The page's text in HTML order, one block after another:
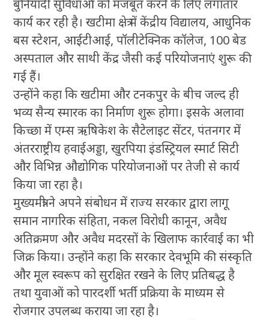
बुनियादी सुविधाओं को मजबूत करने के लिए लगातार
कार्य कर रही है। खटीमा क्षेत्र में केंद्रीय विद्यालय, आधुनिक
बस स्टेशन, आईटीआई, पॉलीटेक्निक कॉलेज, 100 बेड
अस्पताल और साथी केंद्र जैसी कई परियोजनाएं शुरू की
गई हैं।
उन्होंने कहा कि खटीमा और टनकपुर के बीच जल्द ही
भव्य सैन्य स्मारक का निर्माण शुरू होगा। इसके अलावा
किच्छा में एम्स ऋषिकेश के सैटेलाइट सेंटर, पंतनगर में
अंतरराष्ट्रीय हवाईअड्डा, खुरपिया इंडस्ट्रियल स्मार्ट सिटी
और विभिन्न औद्योगिक परियोजनाओं पर तेजी से कार्य
किया जा रहा है।
मुख्यमंत्री ने अपने संबोधन में राज्य सरकार द्वारा लागू
समान नागरिक संहिता, नकल विरोधी कानून, अवैध
अतिक्रमण और अवैध मदरसों के खिलाफ कार्रवाई का भी
जिक्र किया। उन्होंने कहा कि सरकार देवभूमि की संस्कृति
और मूल स्वरूप को सुरक्षित रखने के लिए प्रतिबद्ध है
तथा युवाओं को पारदर्शी भर्ती प्रक्रिया के माध्यम से
रोजगार उपलब्ध कराया जा रहा है।